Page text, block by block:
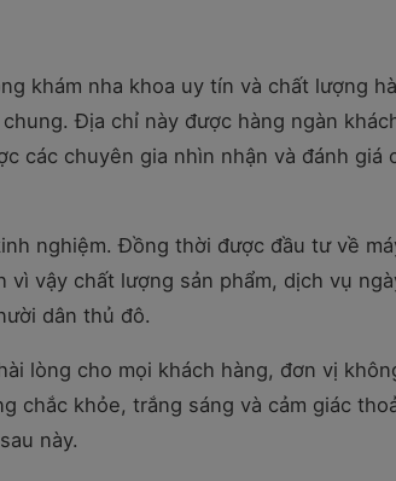
khám nha khoa uy tín và chất lượng
Địa chỉ này được hàng ngàn
các chuyên gia nhìn nhận và đánh giá
nghiệm. Đồng thời được đầu tư về
vậy chất lượng sản phẩm, dịch vụ
dân thủ đô.
lòng cho mọi khách hàng, đơn vị
chắc khỏe, trắng sáng và cảm giác
này.